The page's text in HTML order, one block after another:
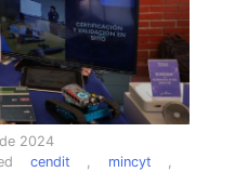
2024
cendit , mincyt ,